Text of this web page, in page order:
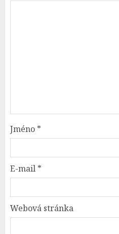
Jméno *
E-mail *
Webová stránka